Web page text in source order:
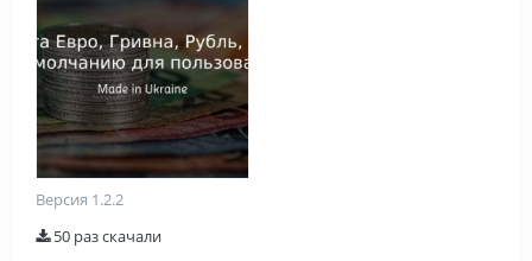
Версия 1.2.2
50 раз скачали